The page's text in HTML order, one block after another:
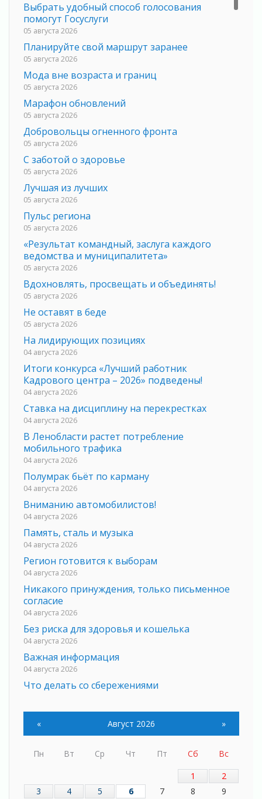
Выбрать удобный способ голосования
помогут Госуслуги
05 августа 2026
Планируйте свой маршрут заранее
05 августа 2026
Мода вне возраста и границ
05 августа 2026
Марафон обновлений
05 августа 2026
Добровольцы огненного фронта
05 августа 2026
С заботой о здоровье
05 августа 2026
Лучшая из лучших
05 августа 2026
Пульс региона
05 августа 2026
«Результат командный, заслуга каждого
ведомства и муниципалитета»
05 августа 2026
Вдохновлять, просвещать и объединять!
05 августа 2026
Не оставят в беде
05 августа 2026
На лидирующих позициях
04 августа 2026
Итоги конкурса «Лучший работник
Кадрового центра – 2026» подведены!
04 августа 2026
Ставка на дисциплину на перекрестках
04 августа 2026
В Ленобласти растет потребление
мобильного трафика
04 августа 2026
Полумрак бьёт по карману
04 августа 2026
Вниманию автомобилистов!
04 августа 2026
Память, сталь и музыка
04 августа 2026
Регион готовится к выборам
04 августа 2026
Никакого принуждения, только письменное
согласие
04 августа 2026
Без риска для здоровья и кошелька
04 августа 2026
Важная информация
04 августа 2026
Что делать со сбережениями
Награды нашли строителей
03 августа 2026
труда в ЖКХ
Поддержка волонтерских объединений
03 августа 2026
« Август 2026 »
Пн Вт Ср Чт Пт Сб
Вс
1
2
3
4 5 6 7 8 9